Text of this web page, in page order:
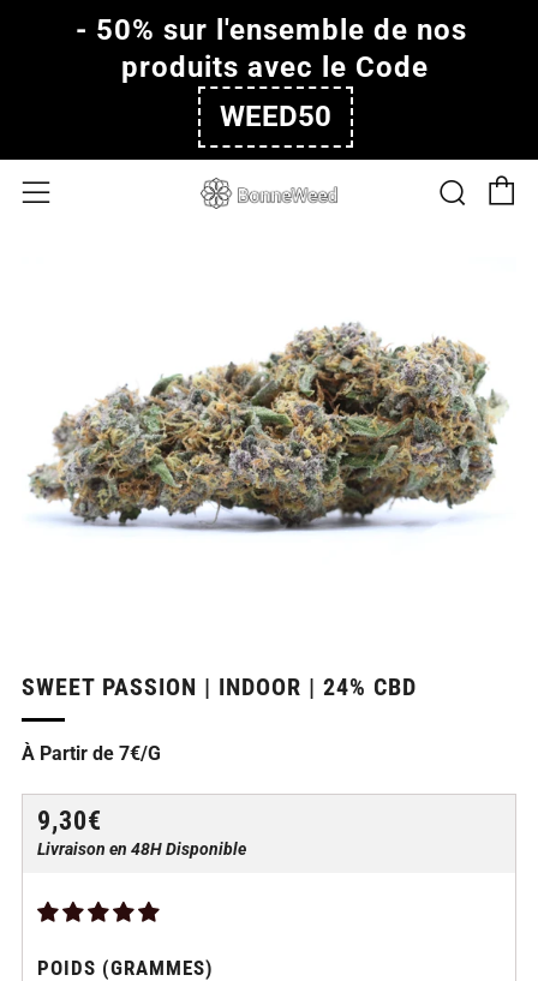
- 50% sur l'ensemble de nos
produits avec le Code
WEED50
Menu
SWEET PASSION | INDOOR | 24% CBD
À Partir de 7€/G
PRIX
RÉGULIER
9,30€
Livraison en 48H Disponible
POIDS (GRAMMES)